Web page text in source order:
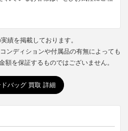
績を掲載しております。
ンディションや付属品の有無によっても
額を保証するものではございません。
バッグ 買取 詳細